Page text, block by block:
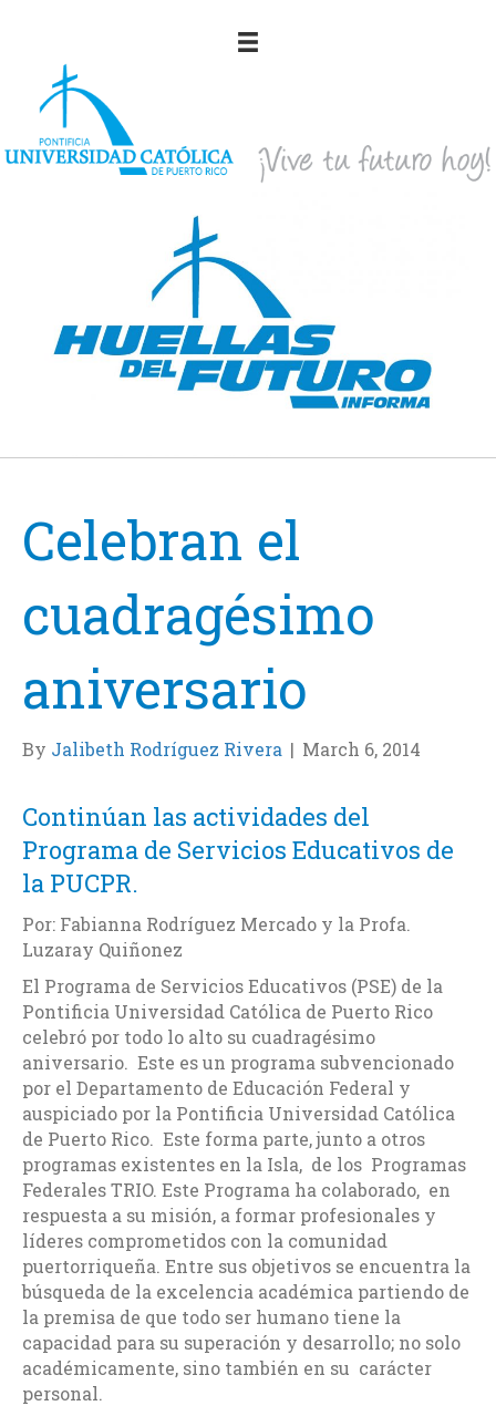
Celebran el
cuadragésimo
aniversario
By Jalibeth Rodríguez Rivera | March 6, 2014
Continúan las actividades del
Programa de Servicios Educativos de
la PUCPR.
Por: Fabianna Rodríguez Mercado y la Profa.
Luzaray Quiñonez
El Programa de Servicios Educativos (PSE) de la
Pontificia Universidad Católica de Puerto Rico
celebró por todo lo alto su cuadragésimo
aniversario. Este es un programa subvencionado
por el Departamento de Educación Federal y
auspiciado por la Pontificia Universidad Católica
de Puerto Rico. Este forma parte, junto a otros
programas existentes en la Isla, de los Programas
Federales TRIO. Este Programa ha colaborado, en
respuesta a su misión, a formar profesionales y
líderes comprometidos con la comunidad
puertorriqueña. Entre sus objetivos se encuentra la
búsqueda de la excelencia académica partiendo de
la premisa de que todo ser humano tiene la
capacidad para su superación y desarrollo; no solo
académicamente, sino también en su carácter
personal.